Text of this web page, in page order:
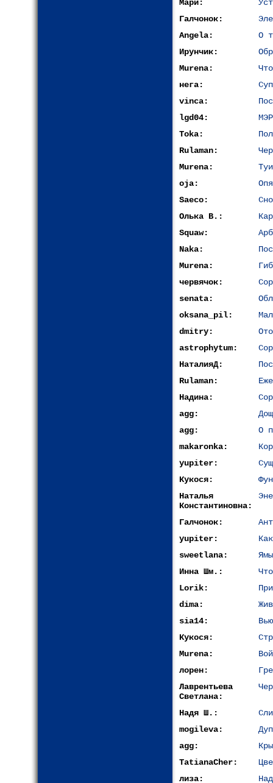
Мари:
Галчонок:
Angela:
О
Ирунчик:
Murena:
нега:
vinca:
lgd04:
Toka:
Rulaman:
Murena:
oja:
Saeco:
Олька В.:
Squaw:
Naka:
Murena:
червячок:
senata:
oksana_pil:
dmitry:
astrophytum:
НаталияД:
Rulaman:
Надина:
agg:
agg:
О
makaronka:
yupiter:
Кукося:
Наталья
Константиновна:
Галчонок:
yupiter:
sweetlana:
Инна Шм.:
Lorik:
dima:
sia14:
Кукося:
Murena:
лорен:
Лаврентьева
Светлана:
Надя Ш.:
mogileva:
agg:
TatianaCher:
лиза: